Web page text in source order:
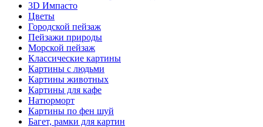
3D Импасто
Цветы
Городской пейзаж
Пейзажи природы
Морской пейзаж
Классические картины
Картины с людьми
Картины животных
Картины для кафе
Натюрморт
Картины по фен шуй
Багет, рамки для картин